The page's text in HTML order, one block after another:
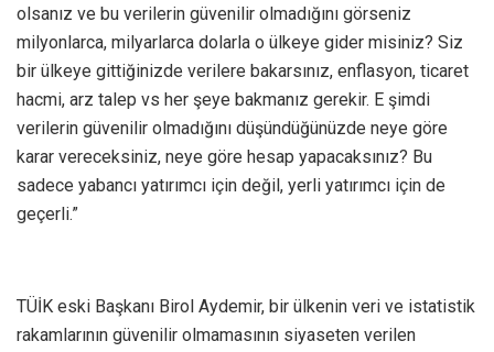
olsanız ve bu verilerin güvenilir olmadığını görseniz
milyonlarca, milyarlarca dolarla o ülkeye gider misiniz? Siz
bir ülkeye gittiğinizde verilere bakarsınız, enflasyon, ticaret
hacmi, arz talep vs her şeye bakmanız gerekir. E şimdi
verilerin güvenilir olmadığını düşündüğünüzde neye göre
karar vereceksiniz, neye göre hesap yapacaksınız? Bu
sadece yabancı yatırımcı için değil, yerli yatırımcı için de
geçerli.”
TÜİK eski Başkanı Birol Aydemir, bir ülkenin veri ve istatistik
rakamlarının güvenilir olmamasının siyaseten verilen